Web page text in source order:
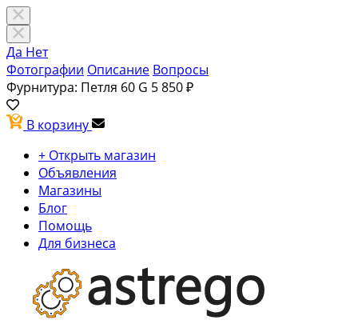
Да Нет
Фотографии Описание Вопросы
Фурнитура: Петля 60 G 5 850 ₽
В корзину
+ Открыть магазин
Объявления
Магазины
Блог
Помощь
Для бизнеса